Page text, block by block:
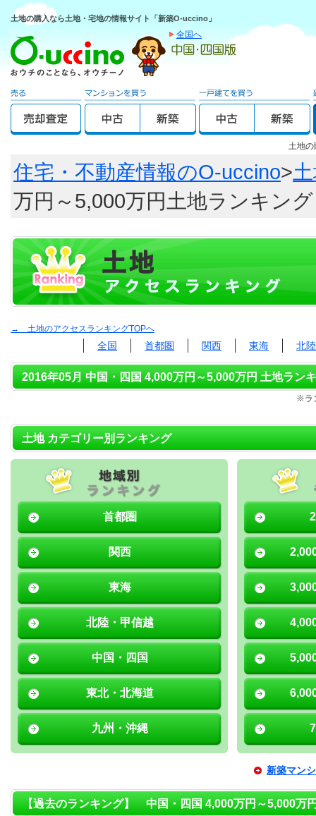
土地の購入なら土地・宅地の情報サイト「新築O-uccino」
全国へ
土地
住宅・不動産情報のO-uccino>
万円～5,000万円土地ランキング
→ 土地のアクセスランキングTOPへ
全国 首都圏 関西 東海 北
2016年05月 中国・四国 4,000万円～5,000万円 土地ラン
※ラ
土地 カテゴリー別ランキング
首都圏
関西
東海
北陸・甲信越
中国・四国
東北・北海道
九州・沖縄
新築マン
【過去のランキング】 中国・四国 4,000万円～5,000万